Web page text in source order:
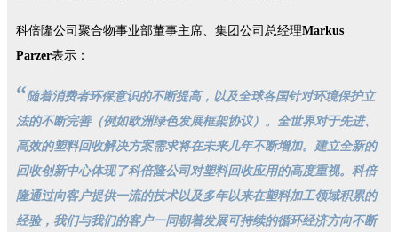
科倍隆公司聚合物事业部董事主席、集团公司总经理Markus
Parzer表示：
“随着消费者环保意识的不断提高，以及全球各国针对环境保护立
法的不断完善（例如欧洲绿色发展框架协议）。全世界对于先进、
高效的塑料回收解决方案需求将在未来几年不断增加。建立全新的
回收创新中心体现了科倍隆公司对塑料回收应用的高度重视。科倍
隆通过向客户提供一流的技术以及多年以来在塑料加工领域积累的
经验，我们与我们的客户一同朝着发展可持续的循环经济方向不断